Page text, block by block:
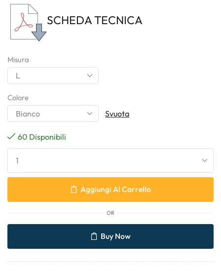
SCHEDA TECNICA
Misura
Colore
Svuota
60 Disponibili
Aggiungi Al Carrello
OR
Buy Now